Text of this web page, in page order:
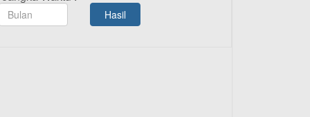
TAMASHA Bulan Agustus 2025
Hasil